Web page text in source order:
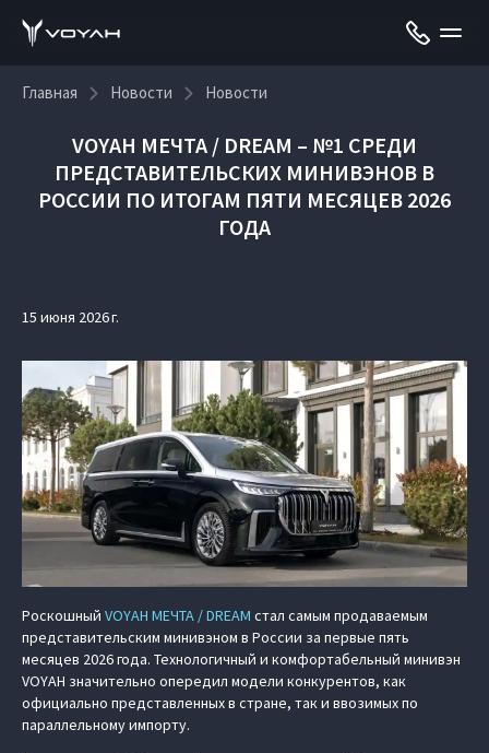
Главная Новости Новости
VOYAH МЕЧТА / DREAM – №1 СРЕДИ
ПРЕДСТАВИТЕЛЬСКИХ МИНИВЭНОВ В
РОССИИ ПО ИТОГАМ ПЯТИ МЕСЯЦЕВ 2026
ГОДА
15 июня 2026 г.
Роскошный VOYAH МЕЧТА / DREAM стал самым продаваемым
представительским минивэном в России за первые пять
месяцев 2026 года. Технологичный и комфортабельный минивэн
VOYAH значительно опередил модели конкурентов, как
официально представленных в стране, так и ввозимых по
параллельному импорту.